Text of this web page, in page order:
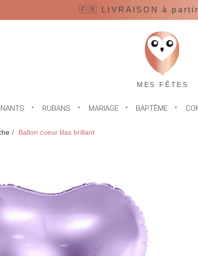
🇫🇷 LIVRAISON à
MES FÊTES
RUBANS MARIAGE BAPTÊME
Ballon coeur lilas brillant